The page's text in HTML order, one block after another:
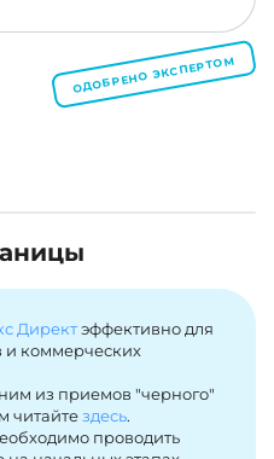
ОДОБРЕНО ЭКСПЕРТОМ
Директэффективно для
и коммерческих
из приемов "черного"
читайтездесь.
проводить